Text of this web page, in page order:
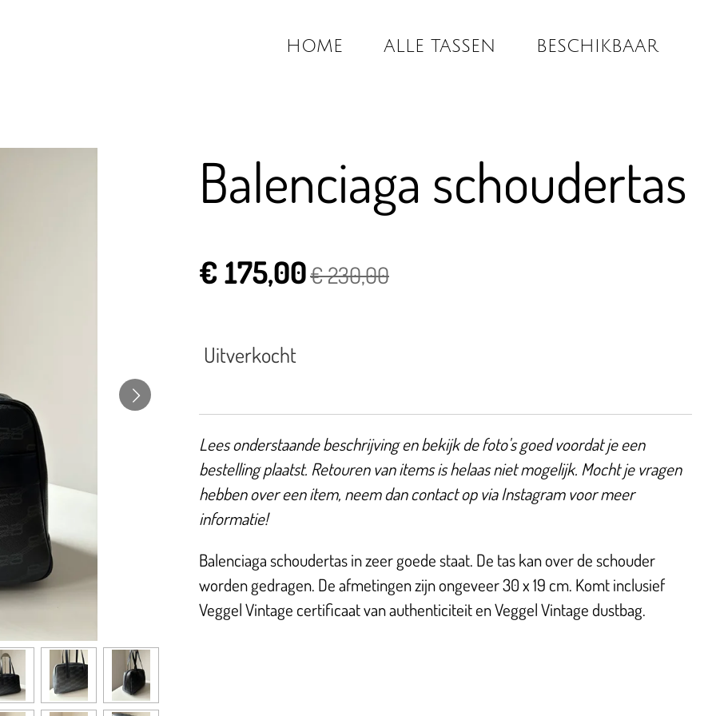
HOME ALLE TASSEN BESCHIKBAAR
Balenciaga schoudertas
€ 175,00€ 230,00
Uitverkocht
Lees onderstaande beschrijving en bekijk de foto's goed voordat je een
bestelling plaatst. Retouren van items is helaas niet mogelijk. Mocht je vragen
hebben over een item, neem dan contact op via Instagram voor meer
informatie!
Balenciaga schoudertas in zeer goede staat. De tas kan over de schouder
worden gedragen. De afmetingen zijn ongeveer 30 x 19 cm. Komt inclusief
Veggel Vintage certificaat van authenticiteit en Veggel Vintage dustbag.